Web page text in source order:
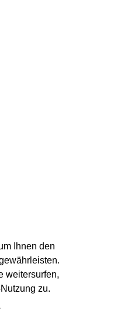
Ihnen den
weitersurfen,
zu.